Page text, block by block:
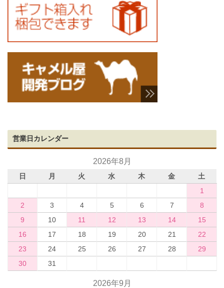
営業日カレンダー
2026年8月
日 月 火 水 木 金
土
1
2
3 4 5 6 7
8
9
10 11 12 13 14
15
16
17 18 19 20 21
22
23
24 25 26 27 28
29
30
31
2026年9月